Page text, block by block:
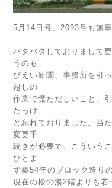
5月14日号、2093号も無
バタバタしておりまして
うのも
びえい新聞、事務所を引
越しの
作業で慌ただしいこと。
たっけ
と忘れておりました。当
変更手
続きが必要で、こういう
ひとま
ず築54年のブロック造り
現在の松の湯2階よりも